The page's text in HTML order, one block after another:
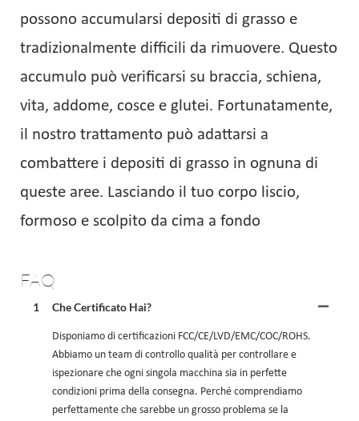
possono accumularsi depositi di grasso e
tradizionalmente difficili da rimuovere. Questo
accumulo può verificarsi su braccia, schiena,
vita, addome, cosce e glutei. Fortunatamente,
il nostro trattamento può adattarsi a
combattere i depositi di grasso in ognuna di
queste aree. Lasciando il tuo corpo liscio,
formoso e scolpito da cima a fondo
FAQ
1 Che Certificato Hai?
Disponiamo di certificazioni FCC/CE/LVD/EMC/COC/ROHS.
Abbiamo un team di controllo qualità per controllare e
ispezionare che ogni singola macchina sia in perfette
condizioni prima della consegna. Perché comprendiamo
perfettamente che sarebbe un grosso problema se la